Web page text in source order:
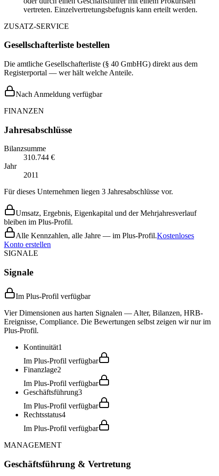
vertreten. Einzelvertretungsbefugnis kann erteilt werden.
ZUSATZ-SERVICE
Gesellschafterliste bestellen
Die amtliche Gesellschafterliste (§ 40 GmbHG) direkt aus dem
Registerportal — wer hält welche Anteile.
Nach Anmeldung verfügbar
FINANZEN
Jahresabschlüsse
Bilanzsumme
310.744 €
Jahr
2011
Für dieses Unternehmen liegen 3 Jahresabschlüsse vor.
Umsatz, Ergebnis, Eigenkapital und der Mehrjahresverlauf
bleiben im Plus-Profil.
Alle Kennzahlen, alle Jahre — im Plus-Profil.Kostenloses
Konto erstellen
SIGNALE
Signale
Im Plus-Profil verfügbar
Vier Dimensionen aus harten Signalen — Alter, Bilanzen, HRB-
Ereignisse, Compliance. Die Bewertungen selbst zeigen wir nur im
Plus-Profil.
Kontinuität1
Im Plus-Profil verfügbar
Finanzlage2
Im Plus-Profil verfügbar
Geschäftsführung3
Im Plus-Profil verfügbar
Rechtsstatus4
Im Plus-Profil verfügbar
MANAGEMENT
Geschäftsführung & Vertretung